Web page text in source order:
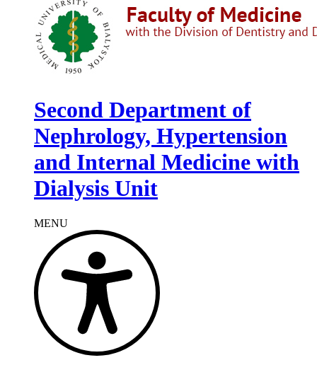
Second Department of
Nephrology, Hypertension
and Internal Medicine with
Dialysis Unit
MENU